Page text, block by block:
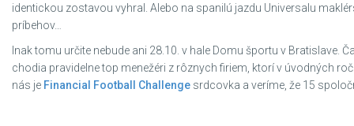
identickou zostavou vyhral. Alebo na spanilú jazdu Universalu
príbehov…
Inak tomu určite nebude ani 28.10. v hale Domu športu v Bratislave.
chodia pravidelne top menežéri z rôznych firiem, ktorí v úvodných
nás je Financial Football Challenge srdcovka a veríme, že 15